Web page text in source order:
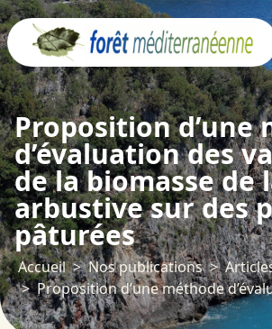
Proposition d’une
d’évaluation des
de la biomasse de
arbustive sur des
pâturées
Accueil Nos publications
Panneau de gestion des cookies